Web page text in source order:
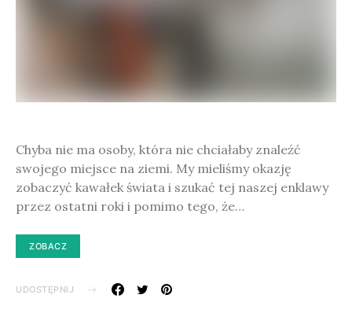
Chyba nie ma osoby, która nie chciałaby znaleźć
swojego miejsce na ziemi. My mieliśmy okazję
zobaczyć kawałek świata i szukać tej naszej enklawy
przez ostatni roki i pomimo tego, że…
ZOBACZ
UDOSTĘPNIJ